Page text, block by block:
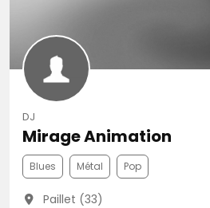
DJ
Mirage Animation
Blues Métal Pop
Paillet (33)